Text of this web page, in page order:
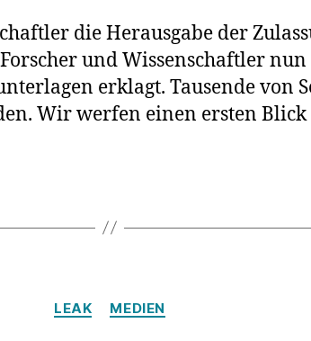
–
Ergebnis:
die Herausgabe der
und Wissenschaftler
erklagt. Tausende von
Wir werfen einen ersten Blick
Kategorien
LEAK MEDIEN